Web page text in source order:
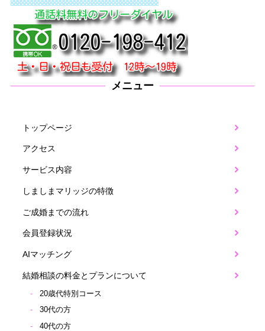
メニュー
トップページ
アクセス
サービス内容
しましまマリッジの特徴
ご成婚までの流れ
会員登録状況
AIマッチング
結婚相談の料金とプランについて
20歳代特別コース
30代の方
40代の方